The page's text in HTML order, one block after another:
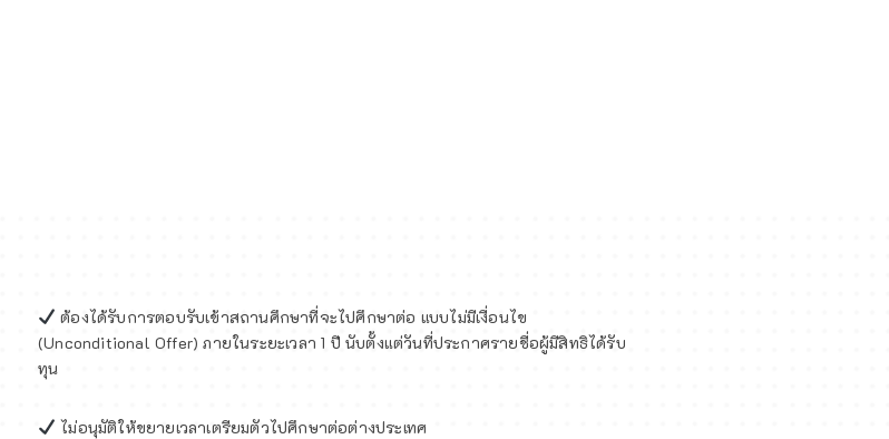
ต้องได้รับการตอบรับเข้าสถานศึกษาที่จะไปศึกษาต่อ แบบไม่มีเงื่อนไข
(Unconditional Offer) ภายในระยะเวลา 1 ปี นับตั้งแต่วันที่ประกาศรายชื่อผู้มีสิทธิได้รับ
ทุน
ไม่อนุมัติให้ขยายเวลาเตรียมตัวไปศึกษาต่อต่างประเทศ